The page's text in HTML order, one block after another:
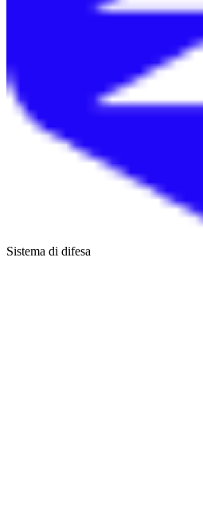
Sistema di difesa